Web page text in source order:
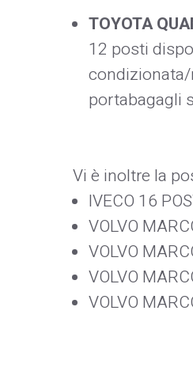
TOYOTA
12 posti
portabagagli
Vi è inoltre la
IVECO 16
VOLVO
VOLVO
VOLVO
VOLVO